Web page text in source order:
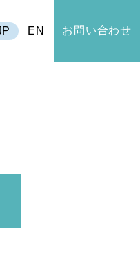
EN お問い合わせ